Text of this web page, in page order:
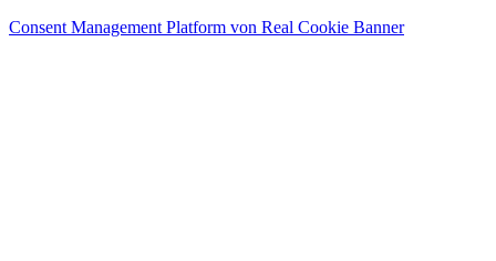
Consent Management Platform von Real Cookie Banner